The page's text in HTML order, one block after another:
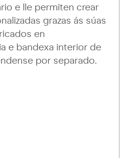
e lle permiten crear
grazas ás súas
en
e bandexa interior de
por separado.